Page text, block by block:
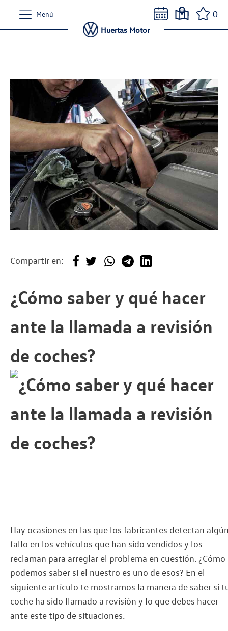
Menú 0
Huertas Motor
Compartir en:
¿Cómo saber y qué hacer
ante la llamada a revisión
de coches?
Hay ocasiones en las que los fabricantes detectan
fallo en los vehículos que han sido vendidos y los
reclaman para arreglar el problema en cuestión. ¿Cómo
podemos saber si el nuestro es uno de esos? En el
siguiente artículo te mostramos la manera de saber si
coche ha sido llamado a revisión y lo que debes hacer
ante este tipo de situaciones.